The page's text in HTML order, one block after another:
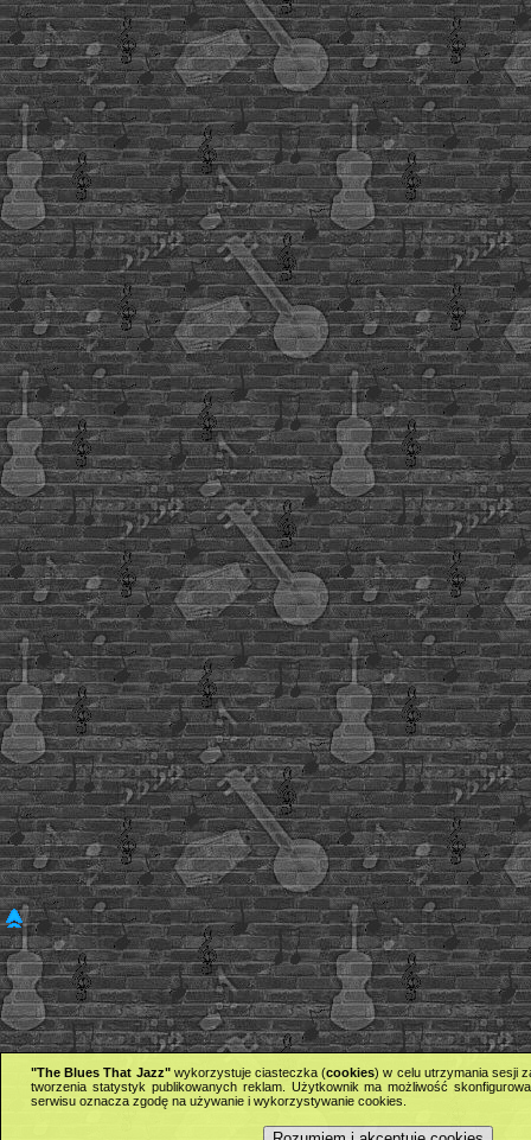
"The Blues That Jazz"wykorzystuje ciasteczka (cookies) w celu utrzymania sesji
tworzenia statystyk publikowanych reklam. Użytkownik ma możliwość
serwisu oznacza zgodę na używanie i wykorzystywanie cookies.